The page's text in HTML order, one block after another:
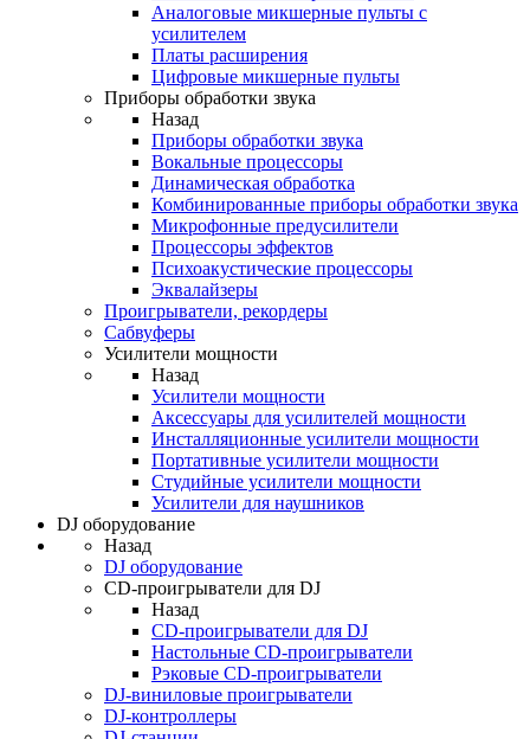
Аналоговые микшерные пульты с
усилителем
Платы расширения
Цифровые микшерные пульты
Приборы обработки звука
Назад
Приборы обработки звука
Вокальные процессоры
Динамическая обработка
Комбинированные приборы обработки звука
Микрофонные предусилители
Процессоры эффектов
Психоакустические процессоры
Эквалайзеры
Проигрыватели, рекордеры
Сабвуферы
Усилители мощности
Назад
Усилители мощности
Аксессуары для усилителей мощности
Инсталляционные усилители мощности
Портативные усилители мощности
Студийные усилители мощности
Усилители для наушников
DJ оборудование
Назад
DJ оборудование
CD-проигрыватели для DJ
Назад
CD-проигрыватели для DJ
Настольные CD-проигрыватели
Рэковые CD-проигрыватели
DJ-виниловые проигрыватели
DJ-контроллеры